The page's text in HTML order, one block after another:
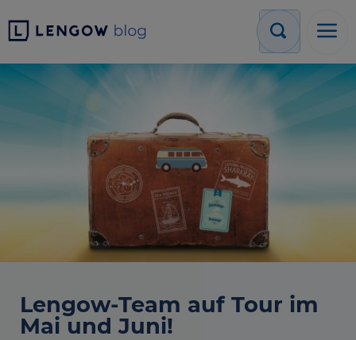
Lengow-Team auf Tour im
Mai und Juni!